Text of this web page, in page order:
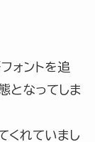
ォントを追
となってしま
くれていまし